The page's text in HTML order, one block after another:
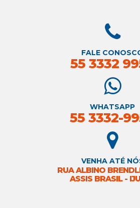
FALE
55 3332
WHATSAPP
55 3332-
VENHA ATÉ
RUA ALBINO
ASSIS BRASIL -